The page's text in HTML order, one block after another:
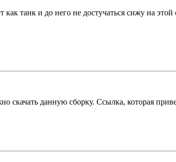
как танк и до него не достучаться сижу на
скачать данную сборку. Ссылка, которая